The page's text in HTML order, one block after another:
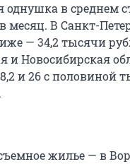
в среднем
месяц. В Санкт-
— 34,2 тысячи
и Новосибирская
и 26 с половиной
жилье — в